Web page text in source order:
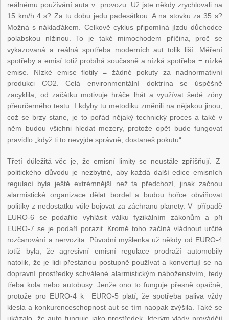
reálnému používání auta v provozu. Už jste někdy zrychlovali na
15 km/h 4 s? Za tu dobu jedu padesátkou. A na stovku za 35 s?
Možná s náklaďákem. Celkově cyklus připomíná jízdu důchodce
polabskou nížinou. To je také mimochodem příčina, proč se
vykazovaná a reálná spotřeba moderních aut tolik liší. Měření
spotřeby a emisí totiž probíhá současně a nízká spotřeba = nízké
emise. Nízké emise flotily = žádné pokuty za nadnormativní
produkci CO2. Celá environmentální doktrína se úspěšně
zacyklila, od začátku motivuje hráče lhát a využívat šedé zóny
přeurčerného testu. I kdyby tu metodiku změnili na nějakou jinou,
což se brzy stane, je to pořád nějaký technický proces a také v
něm budou všichni hledat mezery, protože opět bude fungovat
pravidlo „když ti to nevyjde správně, dostaneš pokutu“.
Třetí důležitá věc je, že emisní limity se neustále zpříšňují. Z
politického důvodu je nezbytné, aby každá další edice emisních
regulací byla ještě extrémnější než ta předchozí, jinak začnou
alarmistické organizace dělat bordel a budou hořce obviňovat
politiky z nedostatku vůle bojovat za záchranu planety. V případě
EURO-6 se podařilo vyhlásit válku fyzikálním zákonům a při
EURO-7 se je podaří porazit. Kromě toho začíná vládnout určité
rozčarování a nervozita. Původní myšlenka už někdy od EURO-4
totiž byla, že agresivní emisní regulace prodraží automobily
natolik, že je lidi přestanou postupně používat a konvertují se na
dopravní prostředky schválené alarmistickým náboženstvím, tedy
třeba kola nebo autobusy. Jenže ono to funguje přesně opačně,
protože pro EURO-4 k EURO-5 platí, že spotřeba paliva vždy
klesla a konkurenceschopnost aut se tím naopak zvýšila. Také se